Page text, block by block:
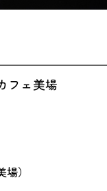
フェ美場
）